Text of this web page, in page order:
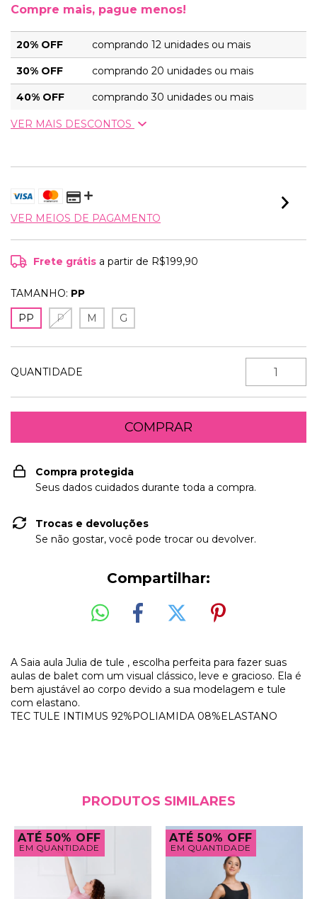
Compre mais, pague menos!
20% OFF comprando 12 unidades ou mais
30% OFF comprando 20 unidades ou mais
40% OFF comprando 30 unidades ou mais
VER MAIS DESCONTOS
VER MEIOS DE PAGAMENTO
Frete grátis a partir de R$199,90
TAMANHO: PP
PP
P M G
QUANTIDADE
Compra protegida
Seus dados cuidados durante toda a compra.
Trocas e devoluções
Se não gostar, você pode trocar ou devolver.
Compartilhar:
A Saia aula Julia de tule , escolha perfeita para fazer suas
aulas de balet com um visual clássico, leve e gracioso. Ela é
bem ajustável ao corpo devido a sua modelagem e tule
com elastano.
TEC TULE INTIMUS 92%POLIAMIDA 08%ELASTANO
PRODUTOS SIMILARES
ATÉ 50% OFF
EM QUANTIDADE
ATÉ 50% OFF
EM QUANTIDADE